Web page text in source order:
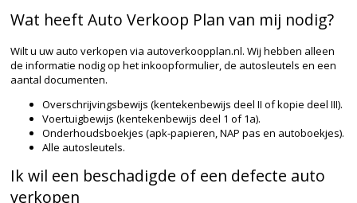
Wat heeft Auto Verkoop Plan van mij nodig?
Wilt u uw auto verkopen via autoverkoopplan.nl. Wij hebben alleen
de informatie nodig op het inkoopformulier, de autosleutels en een
aantal documenten.
Overschrijvingsbewijs (kentekenbewijs deel II of kopie deel III).
Voertuigbewijs (kentekenbewijs deel 1 of 1a).
Onderhoudsboekjes (apk-papieren, NAP pas en autoboekjes).
Alle autosleutels.
Ik wil een beschadigde of een defecte auto
verkopen